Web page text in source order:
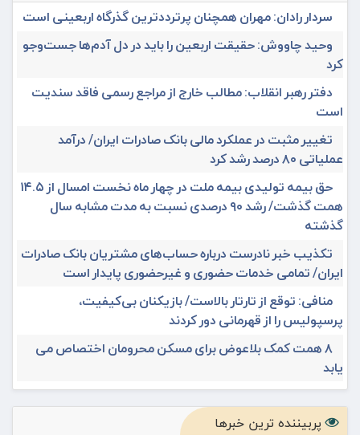
سردار رادان: مهران همچنان پرترددترین گذرگاه اربعینی است
وحید چاووش: حقیقت اربعین را باید در دل آدم‌ها جست‌وجو
کرد
دفتر رهبر انقلاب: مطالب خارج از مراجع رسمی فاقد سندیت
است
تغییر مثبت در عملکرد مالی بانک صادرات ایران/ درآمد
عملیاتی ۸۰ درصد رشد کرد
حق بیمه تولیدی بیمه ملت در چهار ماه نخست امسال از ۱۴.۵
همت گذشت/ رشد ۹۰ درصدی نسبت به مدت مشابه سال
گذشته
تکذیب خبر نادرست درباره حساب‌های مشتریان بانک صادرات
ایران/ تمامی خدمات حضوری و غیرحضوری پایدار است
منافی: توقع از تارتار بالاست/ بازیکنان بی‌کیفیت،
پرسپولیس را از قهرمانی دور کردند
۸ همت کمک بلاعوض برای مسکن محرومان اختصاص می
یابد
پربیننده ترین خبرها